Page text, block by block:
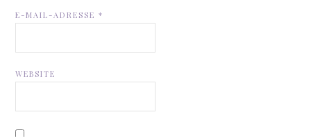
E-MAIL-ADRESSE*
WEBSITE